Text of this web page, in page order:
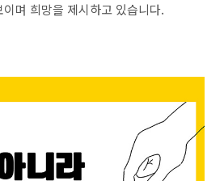
며 희망을 제시하고 있습니다.